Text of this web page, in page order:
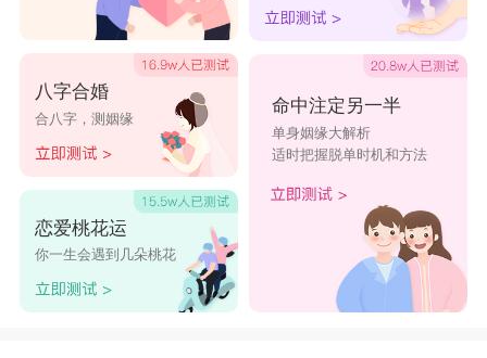
能体现一种清新、文艺感，彰显了女孩的高贵典
雅，同时也很好的表达了家长对于女孩的诚挚祝
福。
琳
“琳”，读作“lín”，由斜玉旁和“林”字组成，
带“木”，五行属木，《说文解字》中有“琳，美玉
也”的解释，所以，“琳”放在人名中可寓指高尚的
品格和高洁的品质，“琳”字，少见于人名，女孩名
字中加入“琳”字，不仅读来唯美昂扬，且带有新颖
八字合婚
合八字，测姻缘
恋爱桃花运
你一生会遇到几朵桃花
命中注定另一半
单身姻缘大解析
适时把握脱单时机和方法